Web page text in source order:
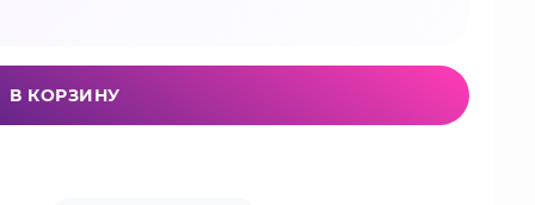
В КОРЗИНУ